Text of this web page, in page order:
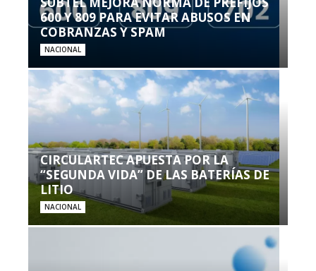
600 Y 809 PARA EVITAR ABUSOS EN
COBRANZAS Y SPAM
NACIONAL
CIRCULARTEC APUESTA POR LA
“SEGUNDA VIDA” DE LAS BATERÍAS DE
LITIO
NACIONAL